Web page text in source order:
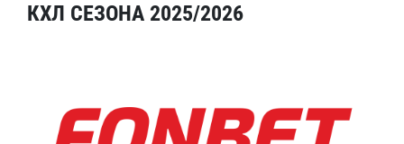
КХЛ СЕЗОНА 2025/2026